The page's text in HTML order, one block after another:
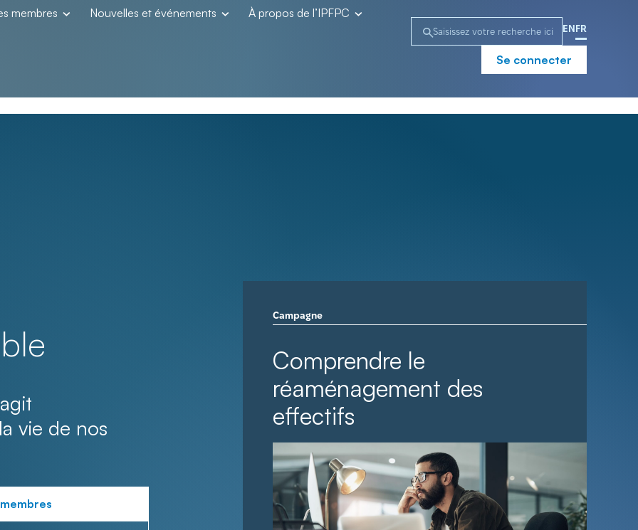
membres Nouvelles et événements À propos de l’IPFPC
EN FR
Se connecter
vie de nos
Campagne
Comprendre le
réaménagement des
effectifs